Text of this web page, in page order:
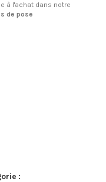
à l'achat dans notre
de pose
: